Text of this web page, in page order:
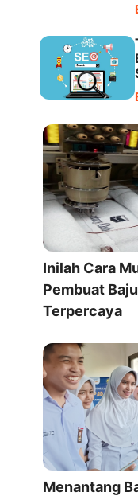
Inilah Cara
Pembuat
Terpercaya
Menantang